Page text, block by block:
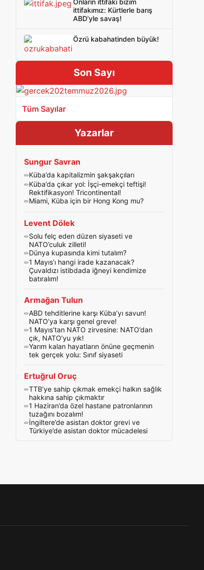
Onların ittifakı bizim
ittifakımız: Kürtlerle barış
ABD’yle savaş!
Özrü kabahatinden büyük!
Son Sayı
Tüm Sayılar
Yazarlar
Sungur Savran
Küba’da kapitalizmin şakşakçıları
Küba’da çıkar yol: İşçi-emekçi teftişi!
Rektifikasyon! Tricontinental!
Miami, Küba için bir Hong Kong mu?
Levent Dölek
Solu felç eden düzen siyaseti ve
NATO’culuk zilleti!
Dünya kupasında kimi tutalım?
1 Mayıs’ı hangi irade kazanacak?
Çuvaldızı istibdada iğneyi kendimize
batıralım!
Armağan Tulun
ABD tehditlerine karşı Küba’yı savun!
NATO’ya karşı genel greve!
1 Mayıs’tan NATO zirvesine: NATO’dan
çık, NATO’yu yık!
Yarım kalan hayatların önüne geçmenin
tek gerçek yolu: Sınıf siyaseti
Ertuğrul Oruç
TTB’ye sahip çıkmak emekçi halkın sağlık
hakkına sahip çıkmaktır
1 Haziran’da özel hastane patronlarının
tuzağını bozalım!
İngiltere’de asistan doktor grevi ve
Türkiye’de asistan doktor mücadelesi